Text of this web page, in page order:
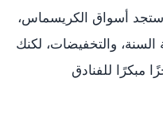
أسواق الكريسماس،
السنة، والتخفيضات، لكنك
مبكرًا للفنادق